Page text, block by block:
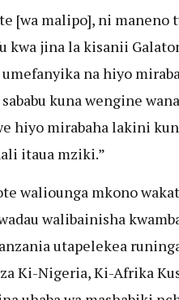
[wa malipo], ni maneno
kwa jina la kisanii
na hiyo
kuna wengine
hiyo mirabaha lakini
itaua mziki.”
waliounga mkono
walibainisha
utapelekea
Ki-Nigeria, Ki-Afrika